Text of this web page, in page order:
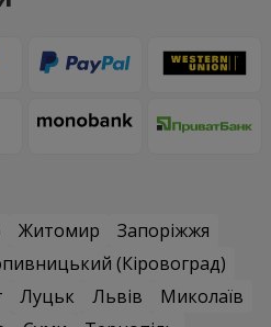
Житомир
Запоріжжя
(Кіровоград)
Луцьк Львів
Миколаїв